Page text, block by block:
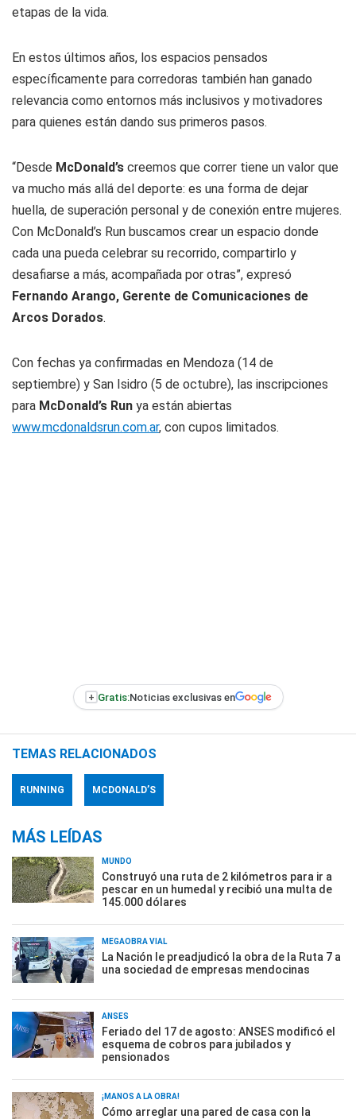
etapas de la vida.
En estos últimos años, los espacios pensados
específicamente para corredoras también han ganado
relevancia como entornos más inclusivos y motivadores
para quienes están dando sus primeros pasos.
“Desde McDonald’s creemos que correr tiene un valor que
va mucho más allá del deporte: es una forma de dejar
huella, de superación personal y de conexión entre mujeres.
Con McDonald’s Run buscamos crear un espacio donde
cada una pueda celebrar su recorrido, compartirlo y
desafiarse a más, acompañada por otras”, expresó
Fernando Arango, Gerente de Comunicaciones de
Arcos Dorados.
Con fechas ya confirmadas en Mendoza (14 de
septiembre) y San Isidro (5 de octubre), las inscripciones
para McDonald’s Run ya están abiertas
www.mcdonaldsrun.com.ar, con cupos limitados.
+ Gratis:Noticias exclusivas en
TEMAS RELACIONADOS
RUNNING MCDONALD’S
MÁS LEÍDAS
MUNDO
Construyó una ruta de 2 kilómetros para ir a
pescar en un humedal y recibió una multa de
145.000 dólares
MEGAOBRA VIAL
La Nación le preadjudicó la obra de la Ruta 7 a
una sociedad de empresas mendocinas
ANSES
Feriado del 17 de agosto: ANSES modificó el
esquema de cobros para jubilados y
pensionados
¡MANOS A LA OBRA!
Cómo arreglar una pared de casa con la